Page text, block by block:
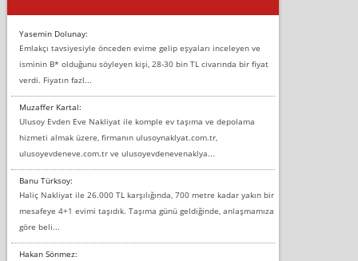
Yasemin Dolunay:
Emlakçı tavsiyesiyle önceden evime gelip eşyaları inceleyen ve
isminin B* olduğunu söyleyen kişi, 28-30 bin TL civarında bir fiyat
verdi. Fiyatın fazl...
Muzaffer Kartal:
Ulusoy Evden Eve Nakliyat ile komple ev taşıma ve depolama
hizmeti almak üzere, firmanın ulusoynaklyat.com.tr,
ulusoyevdeneve.com.tr ve ulusoyevdenevenaklya...
Banu Türksoy:
Haliç Nakliyat ile 26.000 TL karşılığında, 700 metre kadar yakın bir
mesafeye 4+1 evimi taşıdık. Taşıma günü geldiğinde, anlaşmamıza
göre beli...
Hakan Sönmez: